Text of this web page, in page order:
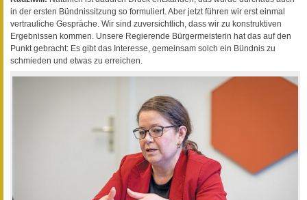
in der ersten Bündnissitzung so formuliert. Aber jetzt führen wir erst einmal
vertrauliche Gespräche. Wir sind zuversichtlich, dass wir zu konstruktiven
Ergebnissen kommen. Unsere Regierende Bürgermeisterin hat das auf den
Punkt gebracht: Es gibt das Interesse, gemeinsam solch ein Bündnis zu
schmieden und etwas zu erreichen.